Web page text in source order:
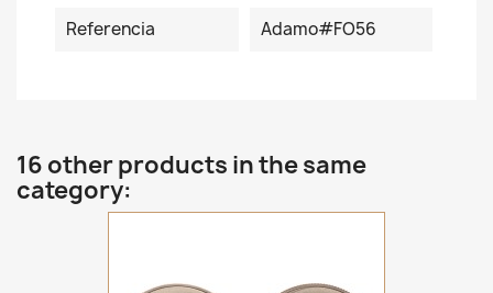
Referencia Adamo#FO56
16 other products in the same
category: